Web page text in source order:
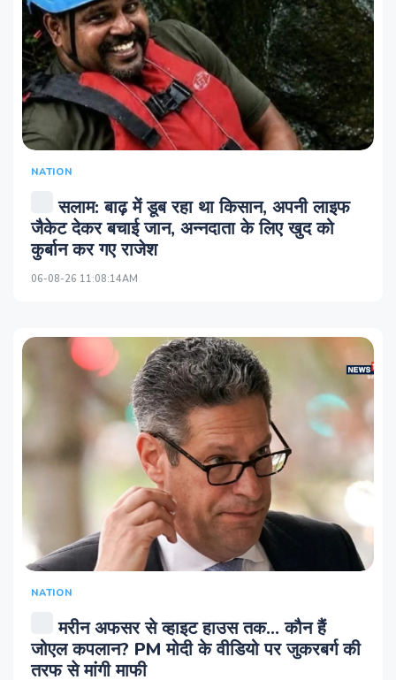
NATION
सलाम: बाढ़ में डूब रहा था किसान, अपनी लाइफ
जैकेट देकर बचाई जान, अन्नदाता के लिए खुद को
कुर्बान कर गए राजेश
06-08-26 11:08:14AM
NATION
मरीन अफसर से व्हाइट हाउस तक… कौन हैं
जोएल कपलान? PM मोदी के वीडियो पर जुकरबर्ग की
तरफ से मांगी माफी